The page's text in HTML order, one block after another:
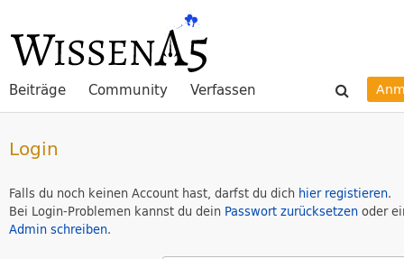
Beiträge Community Verfassen
Login
Falls du noch keinen Account hast, darfst du dich hier registieren.
Bei Login-Problemen kannst du dein Passwort zurücksetzen oder
Admin schreiben.